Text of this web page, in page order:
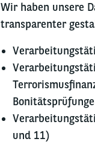
Wir haben unsere
transparenter
und 11)